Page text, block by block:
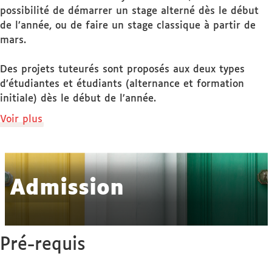
possibilité de démarrer un stage alterné dès le début
de l’année, ou de faire un stage classique à partir de
mars.
Des projets tuteurés sont proposés aux deux types
d’étudiantes et étudiants (alternance et formation
initiale) dès le début de l’année.
Voir plus
Admission
Pré-requis